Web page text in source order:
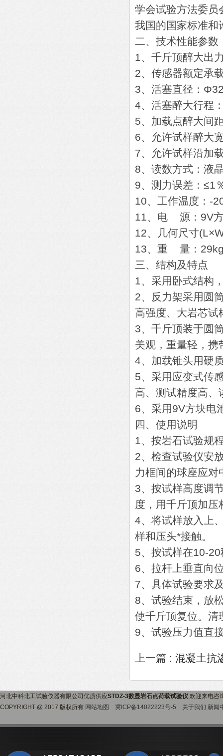
学会试验方法委员
我国的国家标准
二、技术性能参数
1、千斤顶醉大出
2、传感器额定承
3、活塞直径：
4、活塞醉大行程
5、加载点醉大间
6、允许试样醉大
7、允许试样沿加
8、读数方式：液
9、测力误差：≤1
10、工作温度：-
11、电 源：9V
12、几何尺寸
13、重 量：
三、结构及特点
1、采用卧式结构
2、反力架采用圆
高强度、大岩芯
3、千斤顶装于圆
美观，重量轻，
4、加载锥头用硬
5、采用应变式传
高、测试精度高
6、采用9V方块电
四、使用说明
1、按岩石试验规
2、检查试验仪安
力框间的球座应对
3、按试样高度调
度，用千斤顶加
4、将试样放入上
样和压头*接触。
5、按试样在10-
6、拉杆上垂直向
7、具体试验要求
8、试验结束，放
使千斤顶复位。清
9、试验压力值直
上一篇 : 混凝土抗
河北中科北工试验仪器有限公司优质供应STDZ-3数显岩石点荷载试验仪,欢迎来电咨
COPYRIGHT @ 2017 版权所有 网站地图 冀ICP备14022223号-5 关于我们 新闻